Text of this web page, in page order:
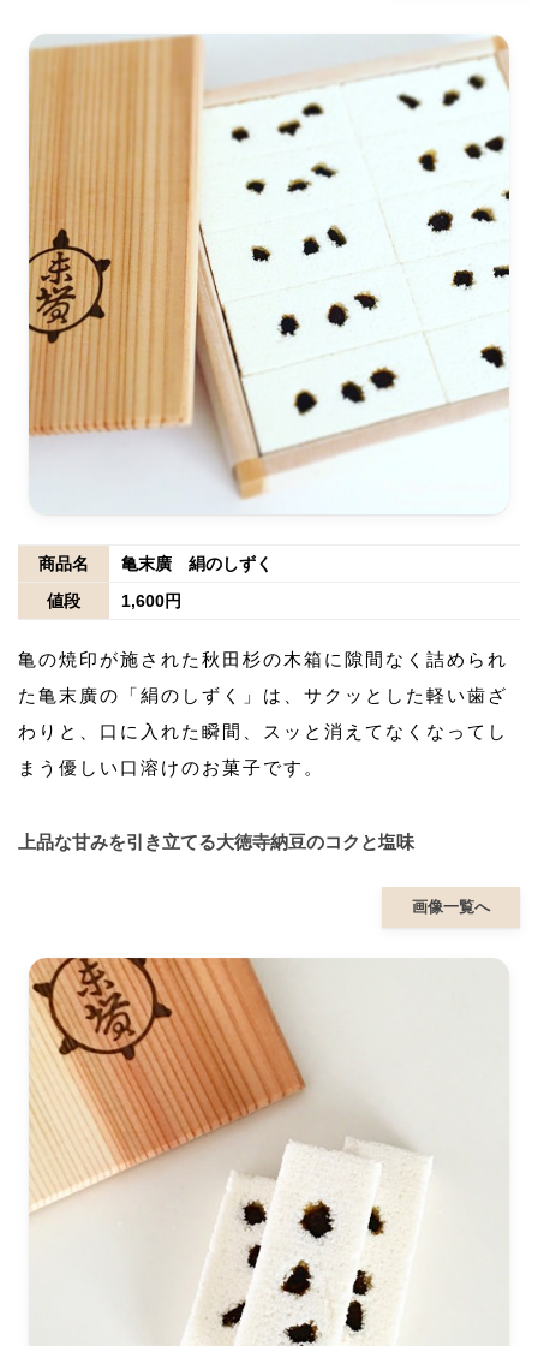
商品名
亀末廣 絹のしずく
値段
1,600円
亀の焼印が施された秋田杉の木箱に隙間なく詰められ
た亀末廣の「絹のしずく」は、サクッとした軽い歯ざ
わりと、口に入れた瞬間、スッと消えてなくなってし
まう優しい口溶けのお菓子です。
上品な甘みを引き立てる大徳寺納豆のコクと塩味
画像一覧へ